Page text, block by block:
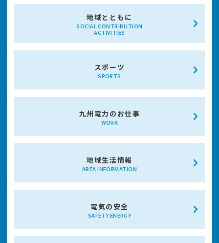
地域とともに
SOCIAL CONTRIBUTION
ACTIVITIES
スポーツ
SPORTS
九州電力のお仕事
WORK
地域生活情報
AREA INFORMATION
電気の安全
SAFETY ENERGY